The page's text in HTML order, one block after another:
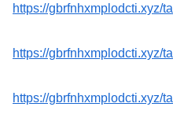
https://gbrfnhxmplodcti.xyz/
https://gbrfnhxmplodcti.xyz/
https://gbrfnhxmplodcti.xyz/